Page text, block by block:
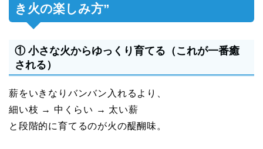
き火の楽しみ方”
① 小さな火からゆっくり育てる（これが一番癒
される）
薪をいきなりバンバン入れるより、
細い枝 → 中くらい → 太い薪
と段階的に育てるのが火の醍醐味。